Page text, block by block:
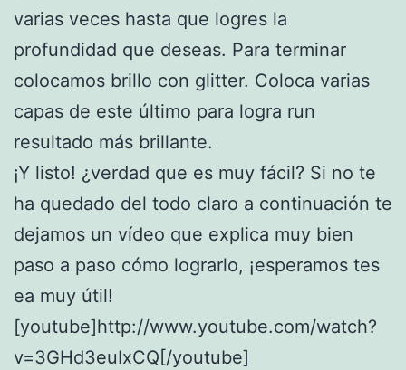
varias veces hasta que logres la
profundidad que deseas. Para terminar
colocamos brillo con glitter. Coloca varias
capas de este último para logra run
resultado más brillante.
¡Y listo! ¿verdad que es muy fácil? Si no te
ha quedado del todo claro a continuación te
dejamos un vídeo que explica muy bien
paso a paso cómo lograrlo, ¡esperamos tes
ea muy útil!
[youtube]http://www.youtube.com/watch?
v=3GHd3euIxCQ[/youtube]